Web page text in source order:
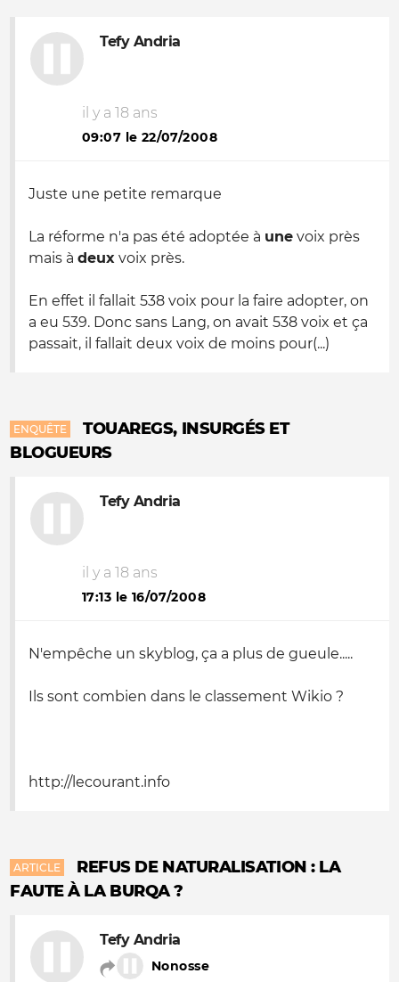
Tefy Andria
il y a 18 ans
09:07 le 22/07/2008
Juste une petite remarque
La réforme n'a pas été adoptée à une voix près
mais à deux voix près.
En effet il fallait 538 voix pour la faire adopter, on
a eu 539. Donc sans Lang, on avait 538 voix et ça
passait, il fallait deux voix de moins pour(...)
ENQUÊTE
TOUAREGS, INSURGÉS ET
BLOGUEURS
Tefy Andria
il y a 18 ans
17:13 le 16/07/2008
N'empêche un skyblog, ça a plus de gueule.....
Ils sont combien dans le classement Wikio ?
http://lecourant.info
ARTICLE
REFUS DE NATURALISATION : LA
FAUTE À LA BURQA ?
Tefy Andria
Nonosse